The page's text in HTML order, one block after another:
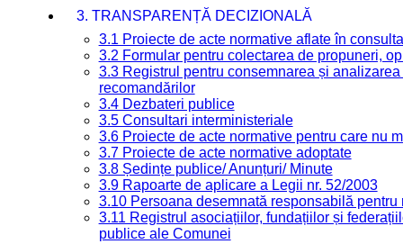
3. TRANSPARENȚĂ DECIZIONALĂ
3.1 Proiecte de acte normative aflate în
3.2 Formular pentru colectarea de propuneri,
3.3 Registrul pentru consemnarea și
recomandărilor
3.4 Dezbateri publice
3.5 Consultari interministeriale
3.6 Proiecte de acte normative pentru care nu
3.7 Proiecte de acte normative adoptate
3.8 Ședințe publice/ Anunțuri/ Minute
3.9 Rapoarte de aplicare a Legii nr. 52/2003
3.10 Persoana desemnată responsabilă
3.11 Registrul asociațiilor, fundațiilor și
publice ale Comunei